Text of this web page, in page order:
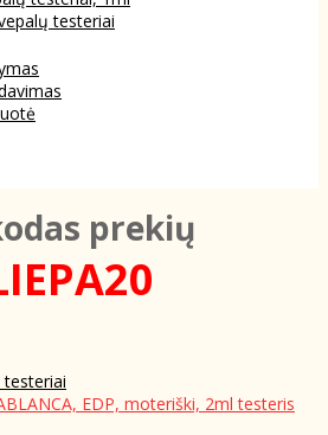
testeriai
prekių
testeriai
EDP, moteriški, 2ml testeris